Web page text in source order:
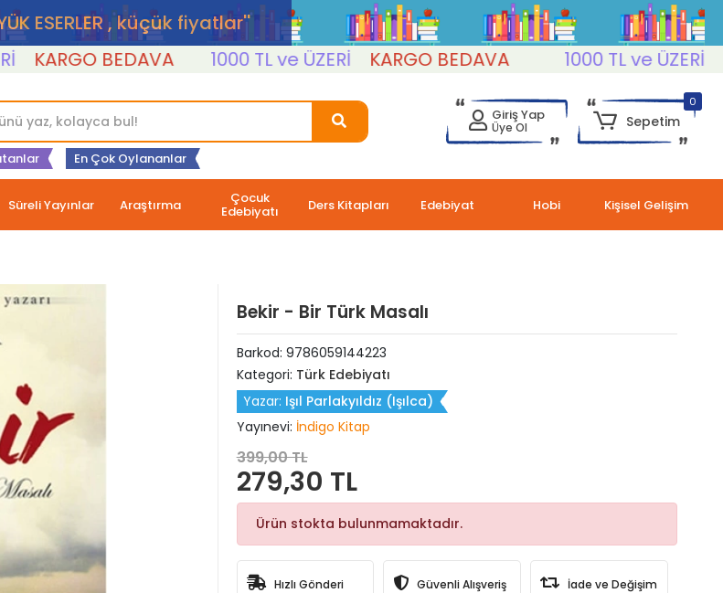
ESERLER , küçük fiyatlar''
BEDAVA 1000 TL ve ÜZERİ KARGO BEDAVA 1000 TL ve ÜZERİ
En Çok Oylananlar
Giriş Yap
Üye Ol
0
Sepetim
Süreli Yayınlar Araştırma Çocuk
Edebiyatı Ders Kitapları Edebiyat Hobi Kişisel Gelişim
Bekir - Bir Türk Masalı
Barkod: 9786059144223
Kategori: Türk Edebiyatı
Yazar: Işıl Parlakyıldız (Işılca)
Yayınevi: İndigo Kitap
399,00 TL
279,30 TL
Ürün stokta bulunmamaktadır.
Hızlı Gönderi Güvenli Alışveriş İade ve Değişim